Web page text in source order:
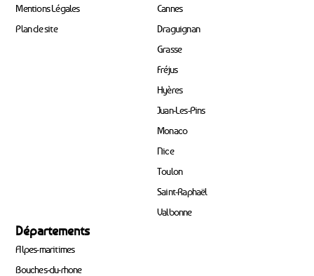
Mentions Légales
Plan de site
Cannes
Draguignan
Grasse
Fréjus
Hyères
Juan-Les-Pins
Monaco
Nice
Toulon
Saint-Raphaël
Valbonne
Départements
Alpes-maritimes
Bouches-du-rhone